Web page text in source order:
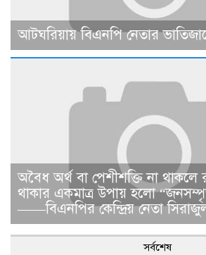
আটঘরিয়ায় বিএনপি নেতার
​​অবৈধ অর্থ বা পেশীশক্তি না থাকলে
থাকার একমাত্র উপায় হলো
——বিএনপির কেন্দ্রিয় নেতা
সর্বশেষ